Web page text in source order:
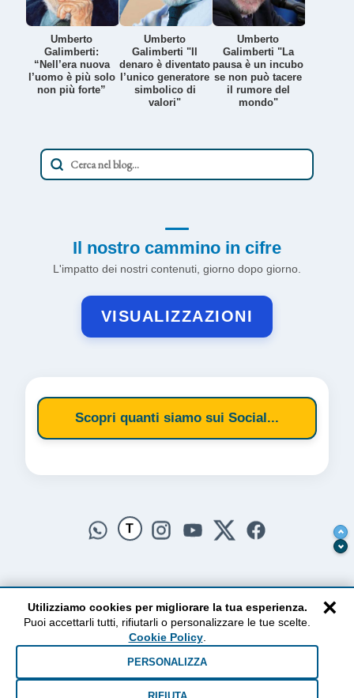
Umberto
Galimberti:
“Nell’era nuova
l’uomo è più solo
non più forte”
Umberto
Galimberti "Il
denaro è diventato
l’unico generatore
simbolico di
valori"
Umberto
Galimberti "La
pausa è un incubo
se non può tacere
il rumore del
mondo"
Il nostro cammino in cifre
L'impatto dei nostri contenuti, giorno dopo giorno.
VISUALIZZAZIONI
Scopri quanti siamo sui Social...
T
AlzogliOcchiversoilCielo
Dal 2010 ad oggi • Testi e pensieri tra terra e cielo
×
Utilizziamo cookies per migliorare la tua esperienza.
Puoi accettarli tutti, rifiutarli o personalizzare le tue scelte.
Cookie Policy.
PERSONALIZZA